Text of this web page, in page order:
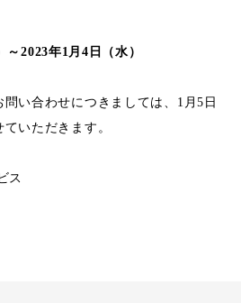
2023年1月4日（水）
い合わせにつきましては、1月5日
いただきます。
ス